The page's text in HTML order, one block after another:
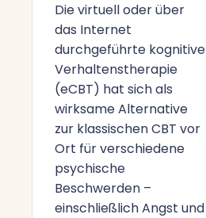
Die virtuell oder über
das Internet
durchgeführte kognitive
Verhaltenstherapie
(eCBT) hat sich als
wirksame Alternative
zur klassischen CBT vor
Ort für verschiedene
psychische
Beschwerden –
einschließlich Angst und